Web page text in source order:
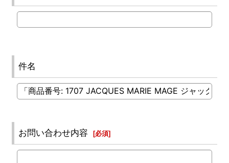
件名
お問い合わせ内容 [必須]